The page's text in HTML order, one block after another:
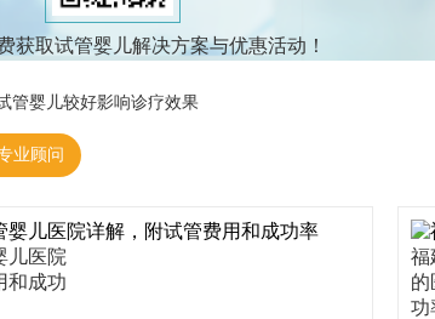
获取试管婴儿解决方案与优惠活动！
业顾问
管婴儿较好影响诊疗效果
儿医院
和成功
福
的
功